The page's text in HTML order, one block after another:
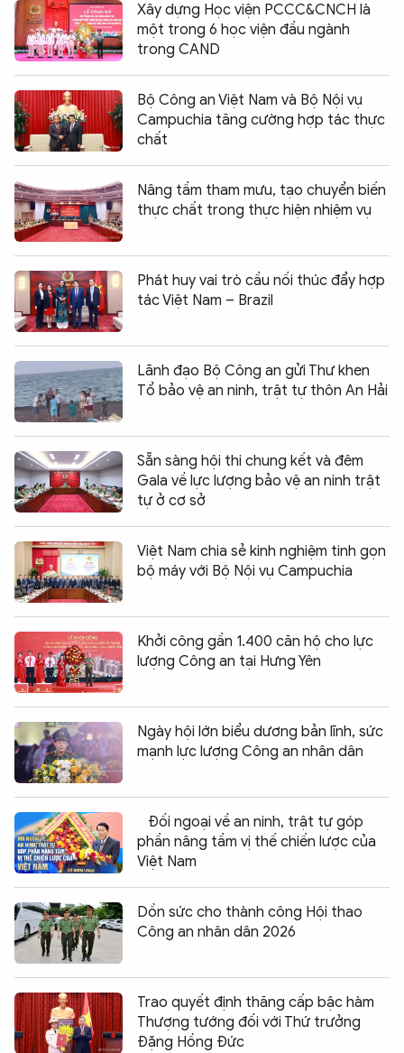
Xây dựng Học viện PCCC&CNCH là
một trong 6 học viện đầu ngành
trong CAND
Bộ Công an Việt Nam và Bộ Nội vụ
Campuchia tăng cường hợp tác thực
chất
Nâng tầm tham mưu, tạo chuyển biến
thực chất trong thực hiện nhiệm vụ
Phát huy vai trò cầu nối thúc đẩy hợp
tác Việt Nam – Brazil
Lãnh đạo Bộ Công an gửi Thư khen
Tổ bảo vệ an ninh, trật tự thôn An Hải
Sẵn sàng hội thi chung kết và đêm
Gala về lực lượng bảo vệ an ninh trật
tự ở cơ sở
Việt Nam chia sẻ kinh nghiệm tinh gọn
bộ máy với Bộ Nội vụ Campuchia
Khởi công gần 1.400 căn hộ cho lực
lượng Công an tại Hưng Yên
Ngày hội lớn biểu dương bản lĩnh, sức
mạnh lực lượng Công an nhân dân
Đối ngoại về an ninh, trật tự góp
phần nâng tầm vị thế chiến lược của
Việt Nam
Dồn sức cho thành công Hội thao
Công an nhân dân 2026
Trao quyết định thăng cấp bậc hàm
Thượng tướng đối với Thứ trưởng
Đặng Hồng Đức